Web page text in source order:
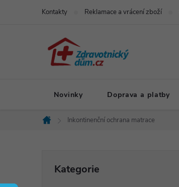
Kontakty Reklamace a vrácení zboží
Novinky Doprava a platby
Domů
Inkontinenční ochrana matrace
kategorie
Kategorie